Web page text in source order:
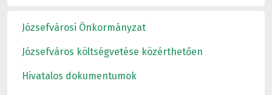
Józsefvárosi Önkormányzat
Józsefváros költségvetése közérthetően
Hivatalos dokumentumok